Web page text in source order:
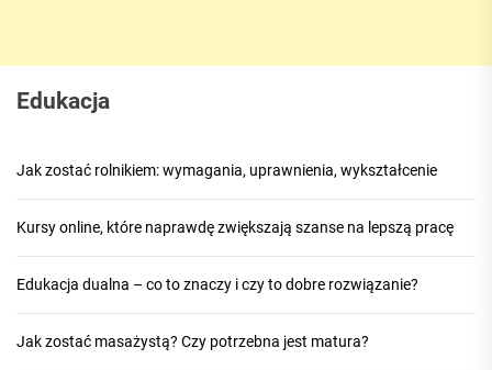
Edukacja
Jak zostać rolnikiem: wymagania, uprawnienia, wykształcenie
Kursy online, które naprawdę zwiększają szanse na lepszą pracę
Edukacja dualna – co to znaczy i czy to dobre rozwiązanie?
Jak zostać masażystą? Czy potrzebna jest matura?